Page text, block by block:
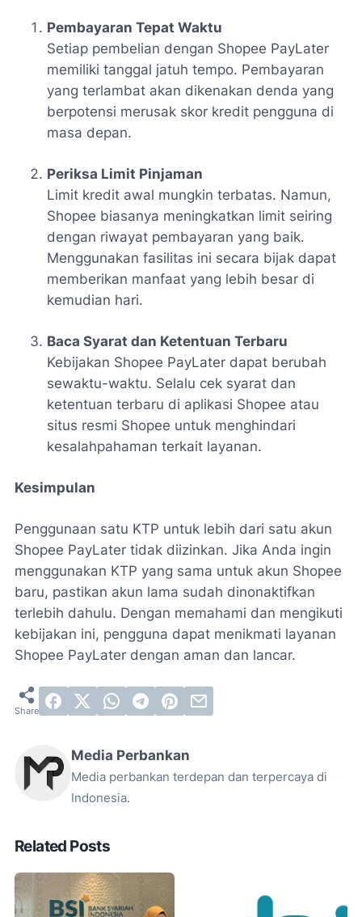
Pembayaran Tepat Waktu
Setiap pembelian dengan Shopee PayLater
memiliki tanggal jatuh tempo. Pembayaran
yang terlambat akan dikenakan denda yang
berpotensi merusak skor kredit pengguna di
masa depan.
Periksa Limit Pinjaman
Limit kredit awal mungkin terbatas. Namun,
Shopee biasanya meningkatkan limit seiring
dengan riwayat pembayaran yang baik.
Menggunakan fasilitas ini secara bijak dapat
memberikan manfaat yang lebih besar di
kemudian hari.
Baca Syarat dan Ketentuan Terbaru
Kebijakan Shopee PayLater dapat berubah
sewaktu-waktu. Selalu cek syarat dan
ketentuan terbaru di aplikasi Shopee atau
situs resmi Shopee untuk menghindari
kesalahpahaman terkait layanan.
Kesimpulan
Penggunaan satu KTP untuk lebih dari satu akun
Shopee PayLater tidak diizinkan. Jika Anda ingin
menggunakan KTP yang sama untuk akun Shopee
baru, pastikan akun lama sudah dinonaktifkan
terlebih dahulu. Dengan memahami dan mengikuti
kebijakan ini, pengguna dapat menikmati layanan
Shopee PayLater dengan aman dan lancar.
Media Perbankan
Media perbankan terdepan dan terpercaya di
Indonesia.
Related Posts